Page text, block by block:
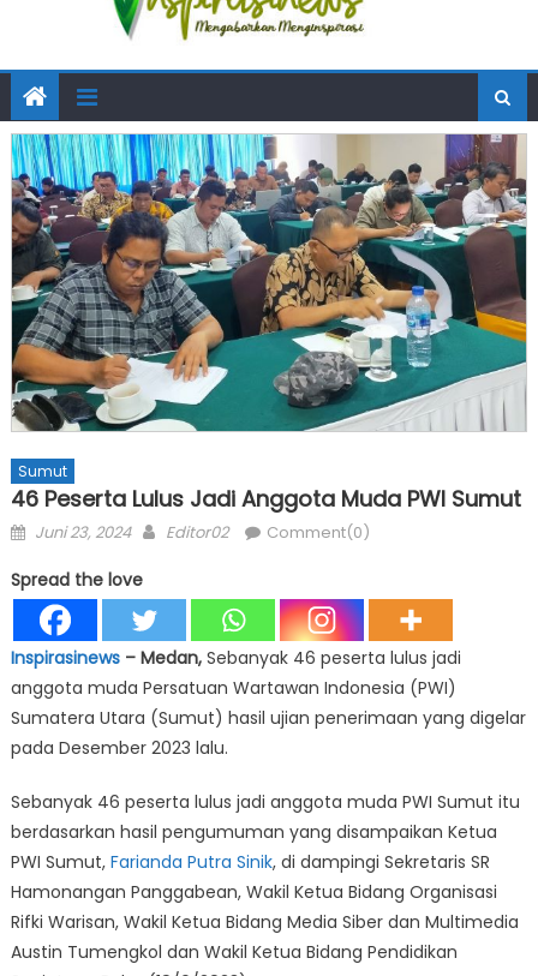
Sumut
46 Peserta Lulus Jadi Anggota Muda PWI Sumut
Posted
Juni 23, 2024 Author
Editor02 Comment(0)
Spread the love
Inspirasinews– Medan, Sebanyak 46 peserta lulus jadi
anggota muda Persatuan Wartawan Indonesia (PWI)
Sumatera Utara (Sumut) hasil ujian penerimaan yang digelar
pada Desember 2023 lalu.
Sebanyak 46 peserta lulus jadi anggota muda PWI Sumut itu
berdasarkan hasil pengumuman yang disampaikan Ketua
PWI Sumut, Farianda Putra Sinik, di dampingi Sekretaris SR
Hamonangan Panggabean, Wakil Ketua Bidang Organisasi
Rifki Warisan, Wakil Ketua Bidang Media Siber dan Multimedia
Austin Tumengkol dan Wakil Ketua Bidang Pendidikan